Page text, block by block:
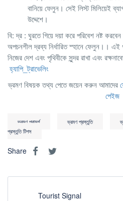
বানিয়ে ফেলুন। সেই লিস্ট মিলিয়েই
উদ্দেশে।
বি: দ্র : ঘুরতে গিয়ে দয়া করে পরিবেশ নষ্ট
অপচনশীল দ্রব্য নির্ধারিত স্হানে ফেলুন।।
নিজের দেশ এবং পৃথিবীকে সুন্দর রাখা এবং
হ্যাপি_ট্রাভেলিং
ভ্রমণ বিষয়ক তথ্য পেতে জয়েন করুন আমাদের
পেইজ
ভ্রমণ পরামর্শ ভ্রমণ প্রস্তুতি
প্রস্তুতি টিপস
Share
Tourist Signal